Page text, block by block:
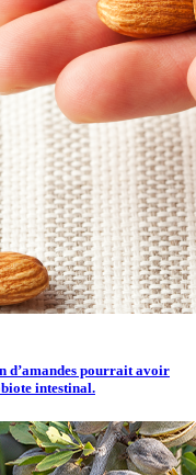
d’amandes pourrait avoir
intestinal.